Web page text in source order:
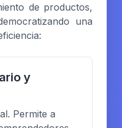
de productos,
una
y
Permite a